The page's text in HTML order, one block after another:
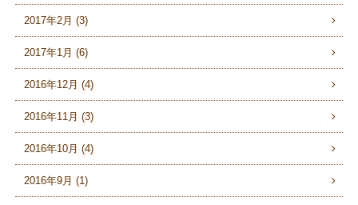
2017年2月 (3)
2017年1月 (6)
2016年12月 (4)
2016年11月 (3)
2016年10月 (4)
2016年9月 (1)